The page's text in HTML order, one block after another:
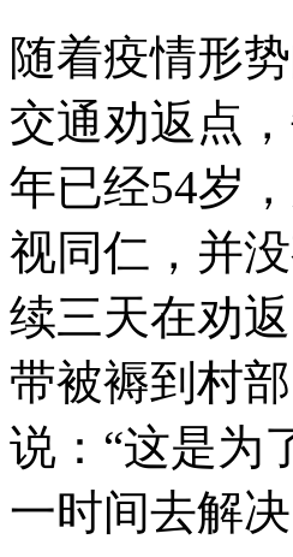
随着疫情形
交通劝返点
年已经54岁
视同仁，并
续三天在劝
带被褥到村
说：“这是为
一时间去解